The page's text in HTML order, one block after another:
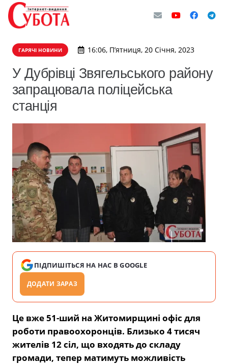
ГАРЯЧІ НОВИНИ 16:06, П’ятниця, 20 Січня, 2023
У Дубрівці Звягельського району
запрацювала поліцейська
станція
ПІДПИШІТЬСЯ НА НАС В GOOGLE
ДОДАТИ ЗАРАЗ
Це вже 51-ший на Житомирщині офіс для
роботи правоохоронців. Близько 4 тисяч
жителів 12 сіл, що входять до складу
громади, тепер матимуть можливість